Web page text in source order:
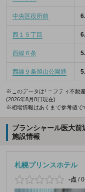
中央区役所前
西１５丁目
西線６条
西線９条旭山公園通
※このデータは「ニフティ不動
(2026年8月8日現在)
※相場情報はあくまで参考値で
ブランシャール医大
施設情報
札幌プリンスホテル
-点 /